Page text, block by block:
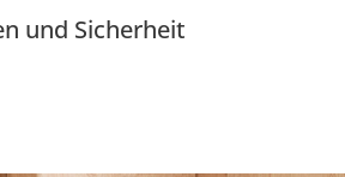
und Sicherheit